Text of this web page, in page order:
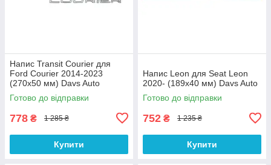
Напис Transit Courier для
Ford Courier 2014-2023
(270х50 мм) Davs Auto
Готово до відправки
778 ₴ 1 285 ₴
Купити
Напис Leon для Seat Leon
2020- (189х40 мм) Davs Auto
Готово до відправки
752 ₴ 1 235 ₴
Купити